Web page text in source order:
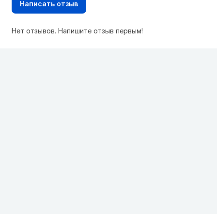
Написать отзыв
Нет отзывов. Напишите отзыв первым!